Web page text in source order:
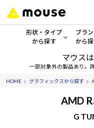
形状・タイプ
から探す
形状・タイプから探
デスクトップPC
ブラ
から
G
マウス
一部対象外の製品あり。
HOME グラフィックスから探す
AMD
G